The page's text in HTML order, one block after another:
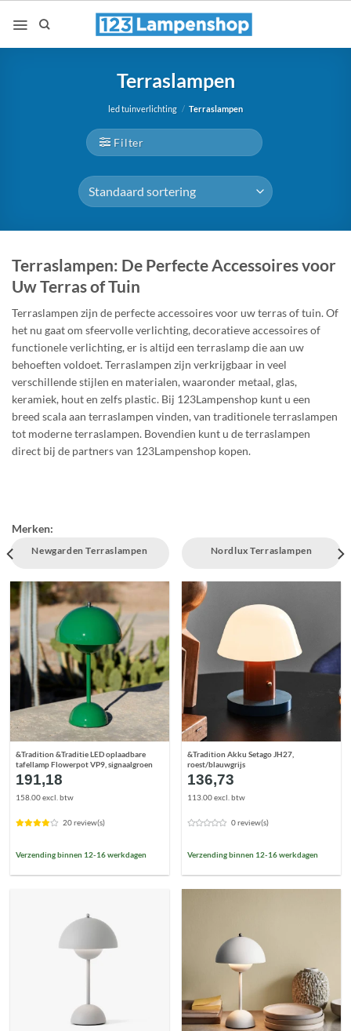
naar
Terraslampen
led tuinverlichting / Terraslampen
Filter
Terraslampen: De Perfecte Accessoires voor
Uw Terras of Tuin
Terraslampen zijn de perfecte accessoires voor uw terras of tuin. Of
het nu gaat om sfeervolle verlichting, decoratieve accessoires of
functionele verlichting, er is altijd een terraslamp die aan uw
behoeften voldoet. Terraslampen zijn verkrijgbaar in veel
verschillende stijlen en materialen, waaronder metaal, glas,
keramiek, hout en zelfs plastic. Bij 123Lampenshop kunt u een
breed scala aan terraslampen vinden, van traditionele terraslampen
tot moderne terraslampen. Bovendien kunt u de terraslampen
direct bij de partners van 123Lampenshop kopen.
Merken:
Newgarden Terraslampen Nordlux Terraslampen
&Tradition &Traditie LED oplaadbare
tafellamp Flowerpot VP9, signaalgroen
191,18
158.00 excl. btw
20 review(s)
Verzending binnen 12-16 werkdagen
&Tradition Akku Setago JH27,
roest/blauwgrijs
136,73
113.00 excl. btw
0 review(s)
Verzending binnen 12-16 werkdagen